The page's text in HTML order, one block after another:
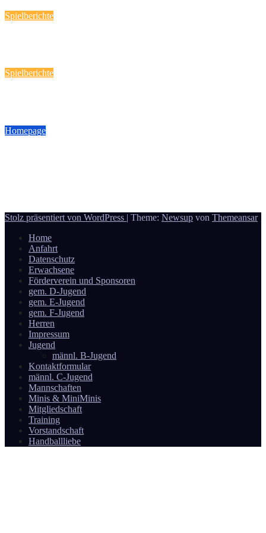
Spielberichte
Spielberichte
Homepage
Stolz präsentiert von WordPress
Theme: Newsup von Themeansar
Home
Anfahrt
Datenschutz
Erwachsene
Förderverein und Sponsoren
gem. D-Jugend
gem. E-Jugend
gem. F-Jugend
Herren
Impressum
Jugend
männl. B-Jugend
Kontaktformular
männl. C-Jugend
Mannschaften
Minis & MiniMinis
Mitgliedschaft
Training
Vorstandschaft
Handballliebe